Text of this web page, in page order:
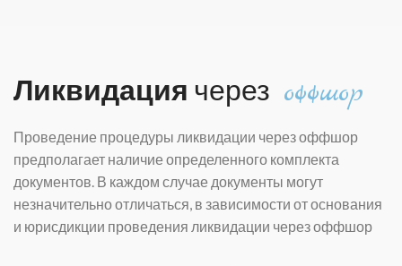
Ликвидация через оффшор
Проведение процедуры ликвидации через оффшор
предполагает наличие определенного комплекта
документов. В каждом случае документы могут
незначительно отличаться, в зависимости от основания
и юрисдикции проведения ликвидации через оффшор